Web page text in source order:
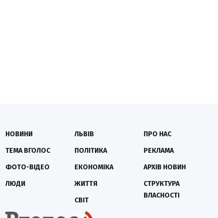
НОВИНИ
ТЕМА ВГОЛОС
ФОТО-ВІДЕО
ЛЮДИ
ЛЬВІВ
ПОЛІТИКА
ЕКОНОМІКА
ЖИТТЯ
СВІТ
ПРО НАС
РЕКЛАМА
АРХІВ НОВИН
СТРУКТУРА
ВЛАСНОСТІ